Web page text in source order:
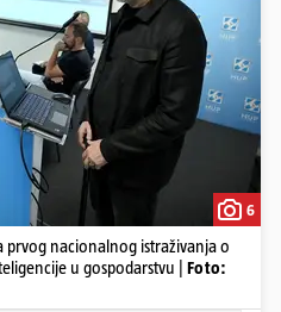
6
prvog nacionalnog istraživanja o
u gospodarstvu | Foto: